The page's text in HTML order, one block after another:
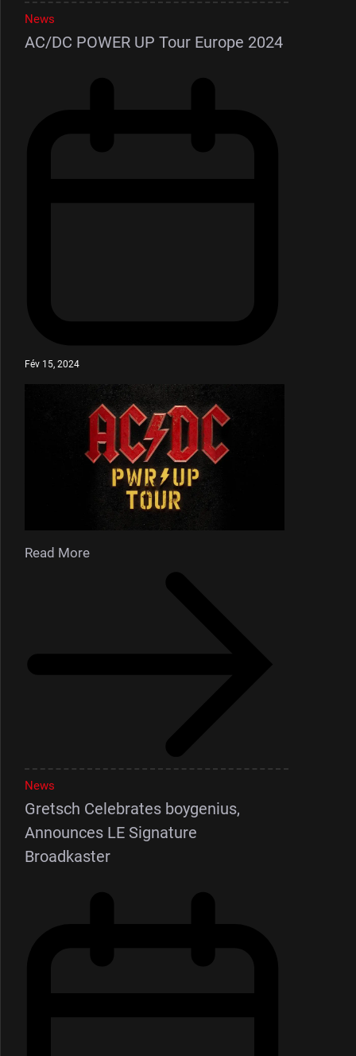
News
AC/DC POWER UP Tour Europe 2024
Fév 15, 2024
Read More
News
Gretsch Celebrates boygenius,
Announces LE Signature
Broadkaster